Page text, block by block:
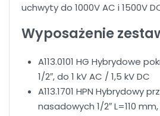
uchwyty do 1000V AC i 1500V
Wyposażenie
A113.0101 HG Hybrydowe
1/2″, do 1 kV AC / 1,5 kV DC
A113.1701 HPN Hybrydowy
nasadowych 1/2″ L=110